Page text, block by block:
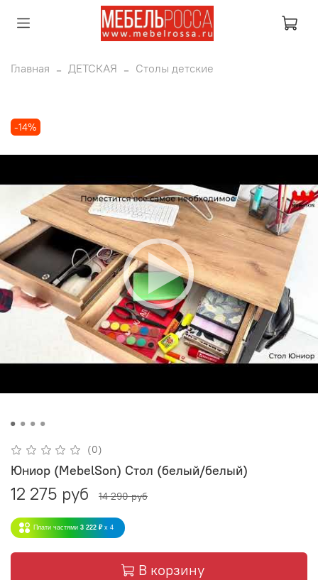
Главная ДЕТСКАЯ Столы детские
-14%
(0)
Юниор (MebelSon) Стол (белый/белый)
12 275 руб 14 290 руб
Плати частями 3 222 ₽ x 4
В корзину